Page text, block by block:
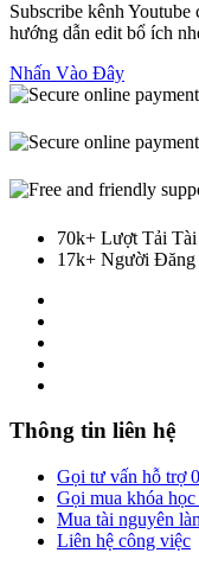
Subscribe kênh
hướng dẫn edit bổ ích
Nhấn Vào Đây
70k+ Lượt Tải
17k+ Người
Thông tin liên hệ
Gọi tư vấn hỗ trợ
Gọi mua khóa
Mua tài nguyên
Liên hệ công việc